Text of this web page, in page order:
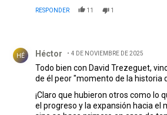
RESPONDER 11 1
HÉ Héctor 4 DE NOVIEMBRE DE 2025
Todo bien con David Trezeguet,
de él peor "momento de la historia
¡Claro que hubieron otros como lo
el progreso y la expansión hacia el